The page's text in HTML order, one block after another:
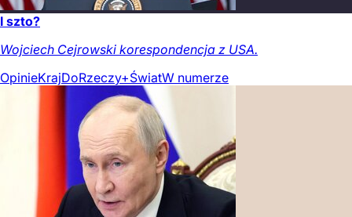
I szto?
Wojciech Cejrowski korespondencja z USA.
OpinieKrajDoRzeczy+ŚwiatW numerze